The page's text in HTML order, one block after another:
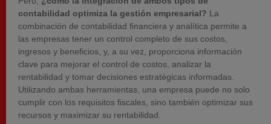
contabilidad optimiza la gestión empresarial? La
combinación de contabilidad financiera y analítica permite a
las empresas tener un control completo de sus costos,
ingresos y beneficios, y, a su vez, proporciona información
clave para mejorar el control de costos, analizar la
rentabilidad y tomar decisiones estratégicas informadas.
Utilizando ambas herramientas, una empresa puede no solo
cumplir con los requisitos fiscales, sino también optimizar sus
recursos y maximizar su rentabilidad.